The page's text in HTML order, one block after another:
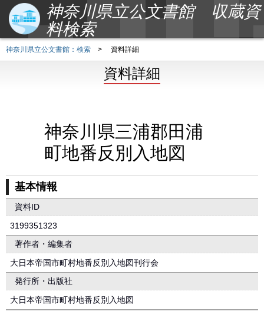
神奈川県立公文書館 収蔵資
料検索
神奈川県立公文書館：検索 > 資料詳細
資料詳細
神奈川県三浦郡田浦
町地番反別入地図
基本情報
資料ID
3199351323
著作者・編集者
大日本帝国市町村地番反別入地図刊行会
発行所・出版社
大日本帝国市町村地番反別入地図